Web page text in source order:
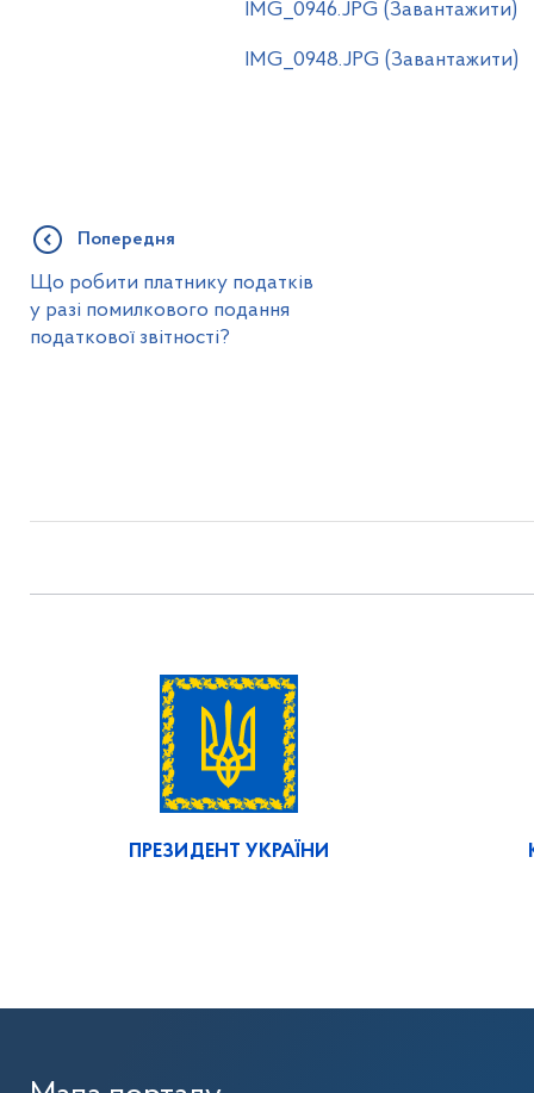
IMG_0946.JPG (Завантажити)
IMG_0948.JPG (Завантажити)
Попередня
Що робити платнику податків
у разі помилкового подання
податкової звітності?
ПРЕЗИДЕНТ УКРАЇНИ